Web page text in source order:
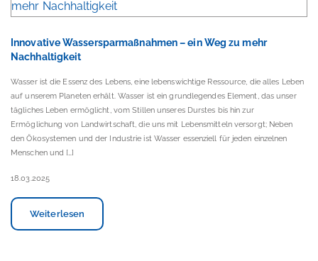
Innovative Wassersparmaßnahmen – ein Weg zu mehr
Nachhaltigkeit
Wasser ist die Essenz des Lebens, eine lebenswichtige Ressource, die alles Leben
auf unserem Planeten erhält. Wasser ist ein grundlegendes Element, das unser
tägliches Leben ermöglicht, vom Stillen unseres Durstes bis hin zur
Ermöglichung von Landwirtschaft, die uns mit Lebensmitteln versorgt; Neben
den Ökosystemen und der Industrie ist Wasser essenziell für jeden einzelnen
Menschen und […]
18.03.2025
Weiterlesen